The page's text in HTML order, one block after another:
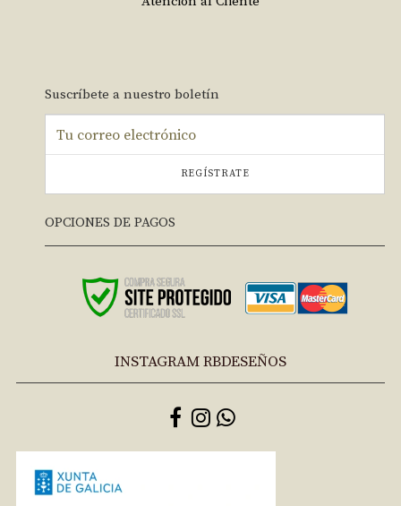
Suscríbete a nuestro boletín
REGÍSTRATE
OPCIONES DE PAGOS
INSTAGRAM RBDESEÑOS